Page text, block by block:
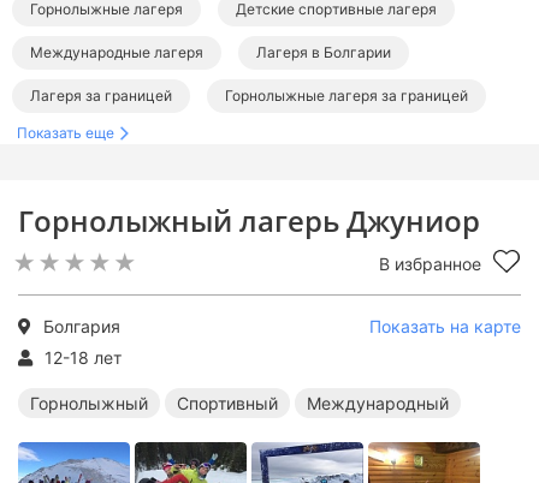
Горнолыжный лагерь Джуниор
В избранное
Болгария
Показать на карте
12-18 лет
Горнолыжный Спортивный Международный
Горнолыжные лагеря Детские спортивные лагеря
Международные лагеря Лагеря в Болгарии
Лагеря за границей Горнолыжные лагеря за границей
Спортивные лагеря за границей
Показать еще